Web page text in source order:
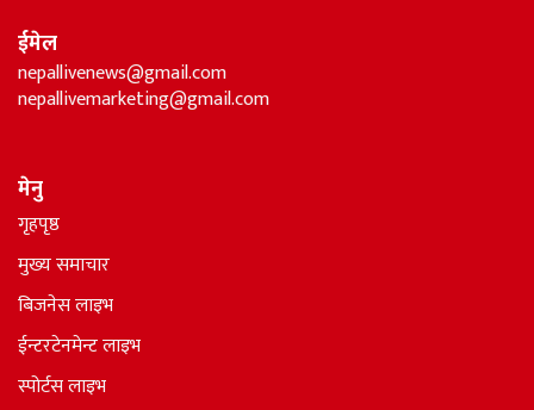
ईमेल
nepallivenews@gmail.com
nepallivemarketing@gmail.com
मेनु
गृहपृष्ठ
मुख्य समाचार
बिजनेस लाइभ
ईन्टरटेनमेन्ट लाइभ
स्पोर्टस लाइभ